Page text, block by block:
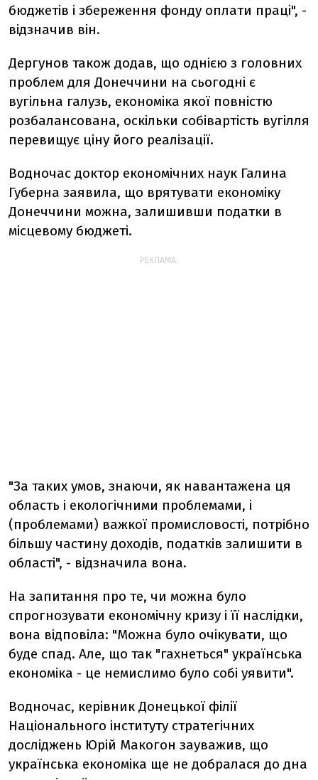
бюджетів і збереження фонду оплати праці", -
відзначив він.
Дергунов також додав, що однією з головних
проблем для Донеччини на сьогодні є
вугільна галузь, економіка якої повністю
розбалансована, оскільки собівартість вугілля
перевищує ціну його реалізації.
Водночас доктор економічних наук Галина
Губерна заявила, що врятувати економіку
Донеччини можна, залишивши податки в
місцевому бюджеті.
РЕКЛАМА:
"За таких умов, знаючи, як навантажена ця
область і екологічними проблемами, і
(проблемами) важкої промисловості, потрібно
більшу частину доходів, податків залишити в
області", - відзначила вона.
На запитання про те, чи можна було
спрогнозувати економічну кризу і її наслідки,
вона відповіла: "Можна було очікувати, що
буде спад. Але, що так "гахнеться" українська
економіка - це немислимо було собі уявити".
Водночас, керівник Донецької філії
Національного інституту стратегічних
досліджень Юрій Макогон зауважив, що
українська економіка ще не добралася до дна